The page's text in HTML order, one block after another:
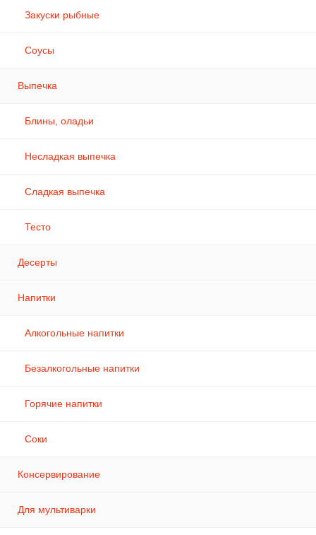
Закуски рыбные
Соусы
Выпечка
Блины, оладьи
Несладкая выпечка
Сладкая выпечка
Тесто
Десерты
Напитки
Алкогольные напитки
Безалкогольные напитки
Горячие напитки
Соки
Консервирование
Для мультиварки